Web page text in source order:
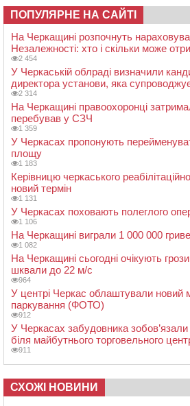
ПОПУЛЯРНЕ НА САЙТІ
На Черкащині розпочнуть
Незалежності: хто і скільки може
2 454
У Черкаській облраді визначили
директора установи, яка
2 314
На Черкащині правоохоронці
перебував у СЗЧ
1 359
У Черкасах пропонують
площу
1 183
Керівницю черкаського
новий термін
1 131
У Черкасах поховають полеглого
1 106
На Черкащині виграли 1 000 000
1 082
На Черкащині сьогодні очікують
шквали до 22 м/с
964
У центрі Черкас облаштували новий
паркування (ФОТО)
912
У Черкасах забудовника
біля майбутнього торговельного
911
СХОЖІ НОВИНИ